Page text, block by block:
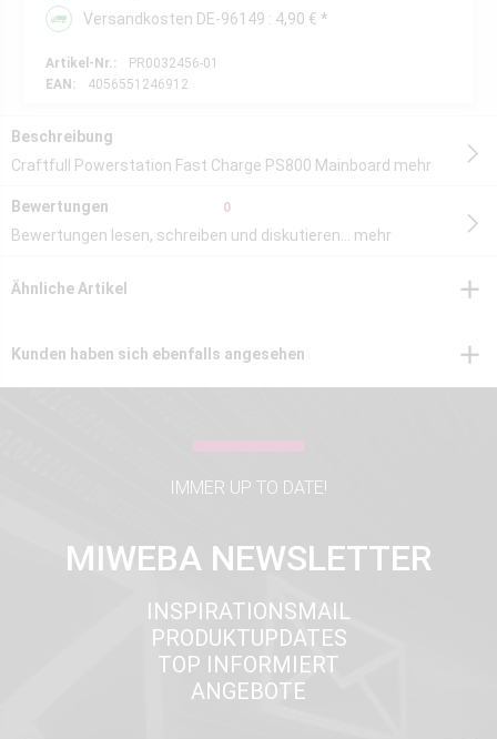
Versandkosten DE-96149 : 4,90 € *
Artikel-Nr.:
PR0032456-01
EAN:
4056551246912
Beschreibung
Craftfull Powerstation Fast Charge PS800 Mainboard mehr
Bewertungen 0
Bewertungen lesen, schreiben und diskutieren... mehr
Ähnliche Artikel
Kunden haben sich ebenfalls angesehen
IMMER UP TO DATE!
MIWEBA NEWSLETTER
INSPIRATIONSMAIL
PRODUKTUPDATES
TOP INFORMIERT
ANGEBOTE